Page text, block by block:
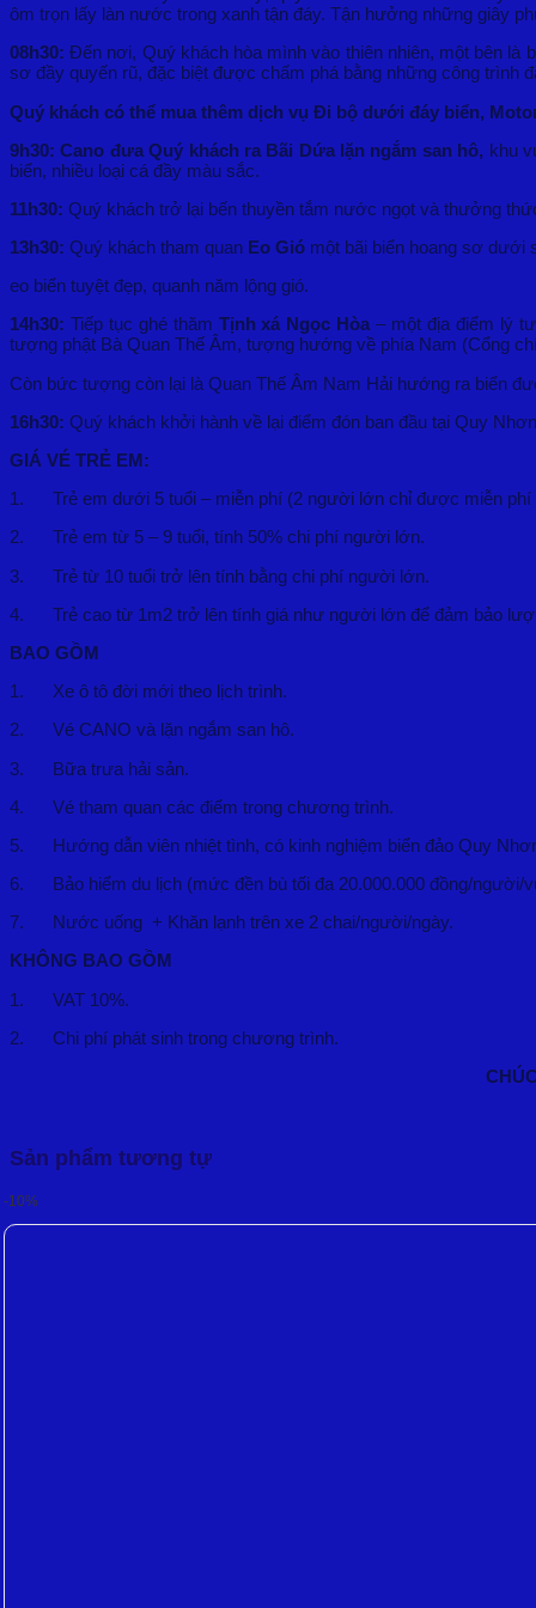
ôm trọn lấy làn nước trong xanh tận đáy. Tận hưởng những giây
08h30: Đến nơi, Quý khách hòa mình vào thiên nhiên, một bên là
sơ đầy quyến rũ, đặc biệt được chấm phá bằng những công trình
Quý khách có thể mua thêm dịch vụ Đi bộ dưới đáy biển,
9h30: Cano đưa Quý khách ra Bãi Dứa lặn ngắm san hô, khu
biển, nhiều loại cá đầy màu sắc.
11h30: Quý khách trở lại bến thuyền tắm nước ngọt và thưởng
13h30: Quý khách tham quan Eo Gió một bãi biển hoang sơ
eo biển tuyệt đẹp, quanh năm lộng gió.
14h30: Tiếp tục ghé thăm Tịnh xá Ngọc Hòa– một địa điểm lý
tượng phật Bà Quan Thế Âm, tượng hướng về phía Nam (Cổng
Còn bức tượng còn lại là Quan Thế Âm Nam Hải hướng ra biển
16h30: Quý khách khởi hành về lại điểm đón ban đầu tại Quy
GIÁ VÉ TRẺ EM:
1. Trẻ em dưới 5 tuổi – miễn phí (2 người lớn chỉ được miễn phí
2. Trẻ em từ 5 – 9 tuổi, tính 50% chi phí người lớn.
3. Trẻ từ 10 tuổi trở lên tính bằng chi phí người lớn.
4. Trẻ cao từ 1m2 trở lên tính giá như người lớn để đảm bảo
BAO GỒM
1. Xe ô tô đời mới theo lịch trình.
2. Vé CANO và lặn ngắm san hô.
3. Bữa trưa hải sản.
4. Vé tham quan các điểm trong chương trình.
5. Hướng dẫn viên nhiệt tình, có kinh nghiệm biển đảo Quy
6. Bảo hiểm du lịch (mức đền bù tối đa 20.000.000 đồng/người/
7. Nước uống + Khăn lạnh trên xe 2 chai/người/ngày.
KHÔNG BAO GỒM
1. VAT 10%.
2. Chi phí phát sinh trong chương trình.
Sản phẩm tương tự
-10%